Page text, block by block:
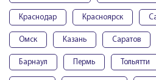
Краснодар Красноярск
Омск Казань Саратов
Барнаул Пермь Тольятти